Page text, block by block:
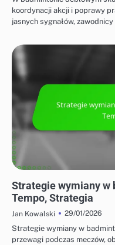
koordynacji akcji i poprawy
jasnych sygnałów,
Strategie wymiany w
Tempo, Strategia
Jan Kowalski
29/01/2026
Strategie wymiany w
przewagi podczas meczów,